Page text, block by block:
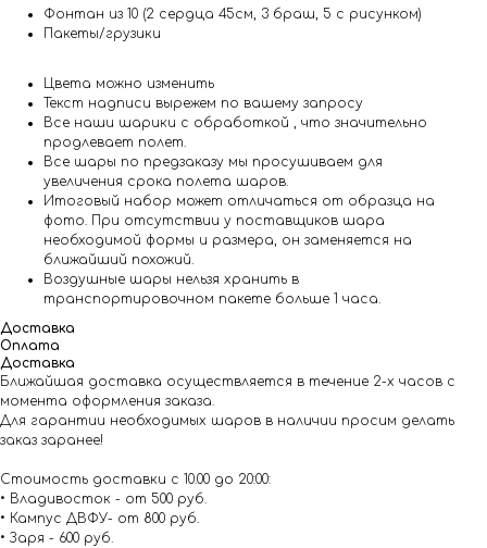
Фонтан из 10 (2 сердца 45см, 3 браш, 5 с рисунком)
Пакеты/грузики
Цвета можно изменить
Текст надписи вырежем по вашему запросу
Все наши шарики с обработкой , что значительно
продлевает полет.
Все шары по предзаказу мы просушиваем для
увеличения срока полета шаров.
Итоговый набор может отличаться от образца на
фото. При отсутствии у поставщиков шара
необходимой формы и размера, он заменяется на
ближайший похожий.
Воздушные шары нельзя хранить в
транспортировочном пакете больше 1 часа.
Доставка
Оплата
Доставка
Ближайшая доставка осуществляется в течение 2-х часов с
момента оформления заказа.
Для гарантии необходимых шаров в наличии просим делать
заказ заранее!
Стоимость доставки с 10.00 до 20:00:
• Владивосток - от 500 руб.
• Кампус ДВФУ- от 800 руб.
• Заря - 600 руб.